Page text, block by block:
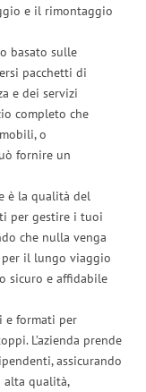
e il rimontaggio
basato sulle
pacchetti di
e dei servizi
completo che
o
fornire un
è la qualità del
per gestire i tuoi
che nulla venga
il lungo viaggio
sicuro e affidabile
e formati per
L’azienda prende
assicurando
alta qualità,